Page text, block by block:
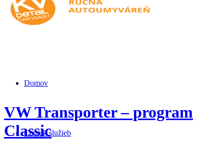
Domov
Cenník služieb
VW Transporter – program
Classic